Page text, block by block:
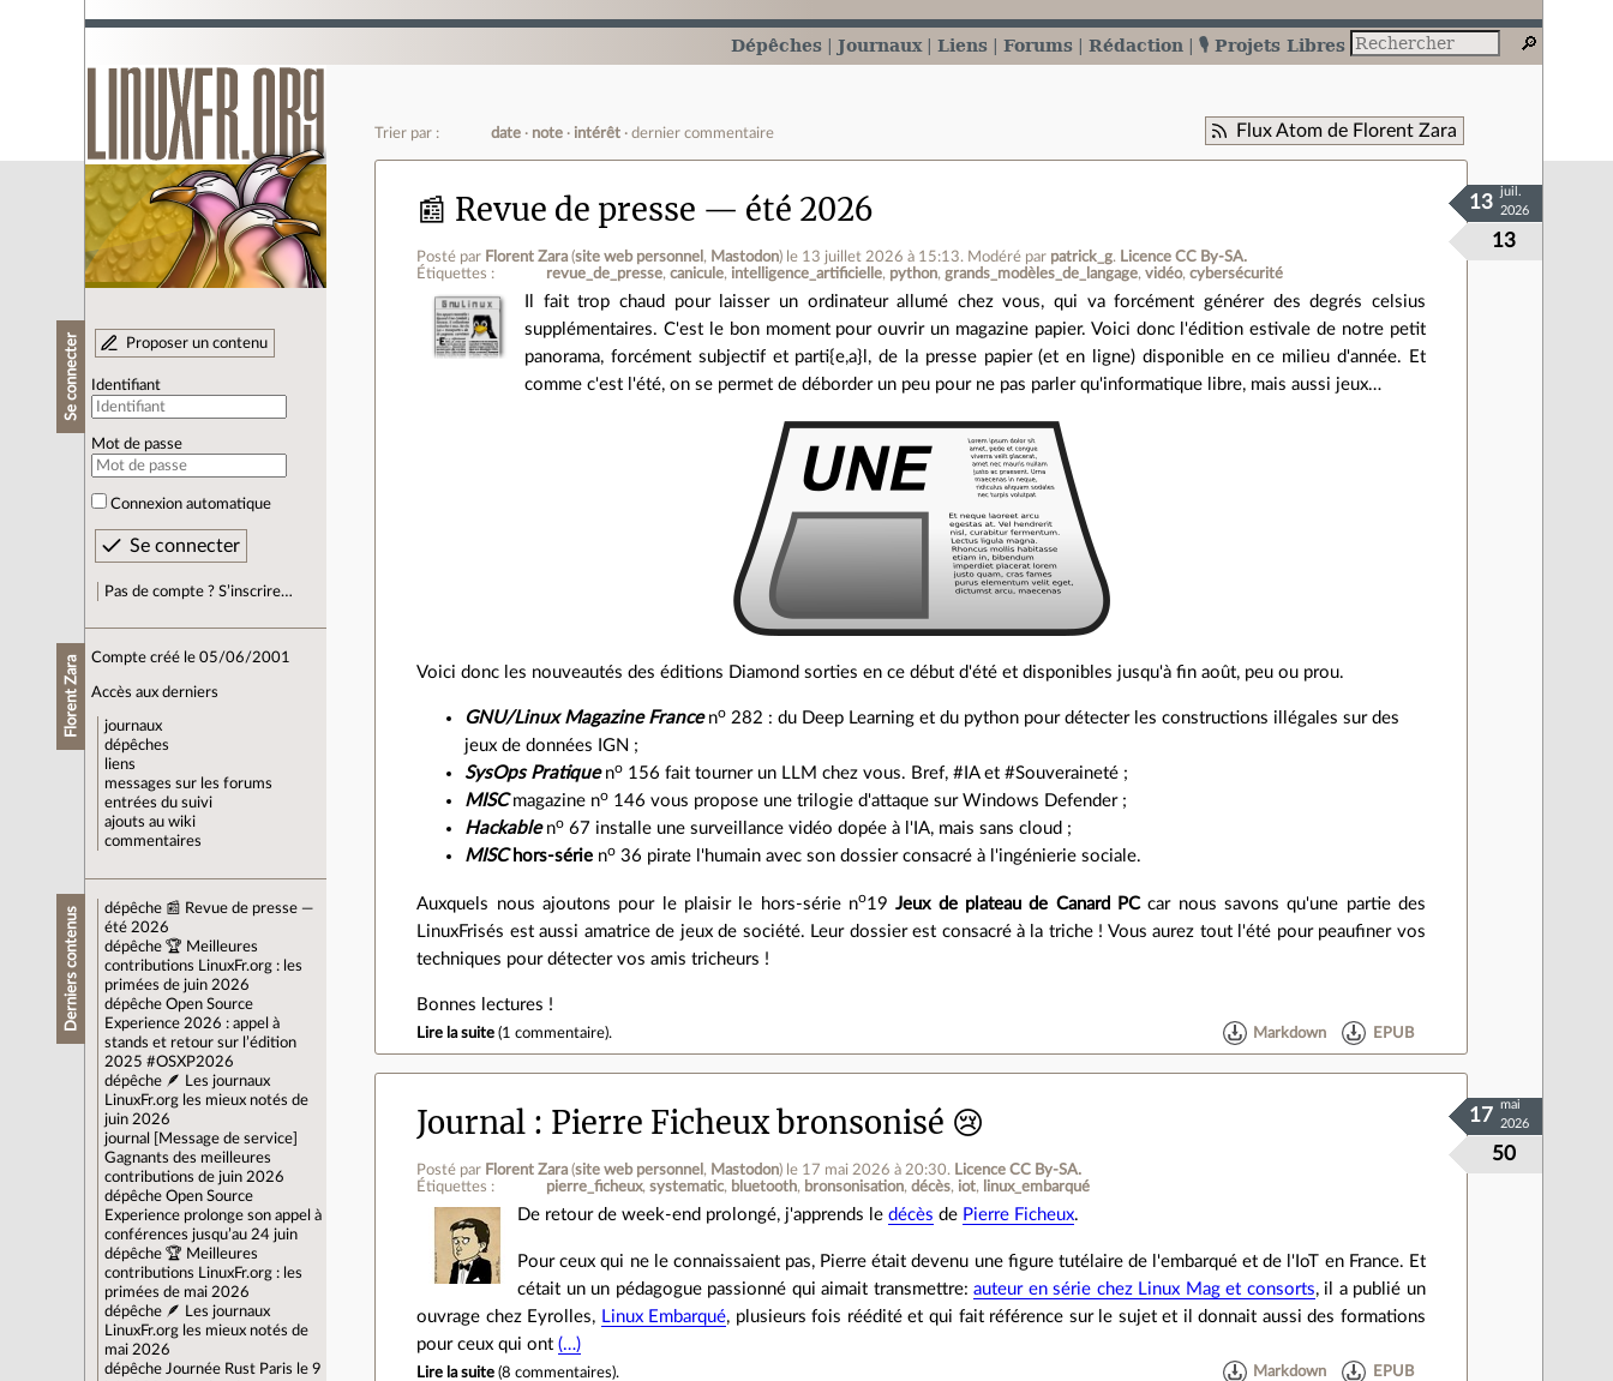
Dépêches Journaux Liens Forums Rédaction 🎙️ Projets Libres
Se connecter Proposer un contenu
Identifiant
Mot de passe
Connexion automatique
Pas de compte ? S’inscrire…
Florent Zara Compte créé le 05/06/2001
Accès aux derniers
journaux
dépêches
liens
messages sur les forums
entrées du suivi
ajouts au wiki
commentaires
Derniers contenus dépêche 📰 Revue de presse —
été 2026
dépêche 🏆 Meilleures
contributions LinuxFr.org : les
primées de juin 2026
dépêche Open Source
Experience 2026 : appel à
stands et retour sur l’édition
2025 #OSXP2026
dépêche 🪶 Les journaux
LinuxFr.org les mieux notés de
juin 2026
journal
[Message de service]
Gagnants des meilleures
contributions de juin 2026
dépêche Open Source
Experience prolonge son appel à
conférences jusqu’au 24 juin
dépêche 🏆 Meilleures
contributions LinuxFr.org : les
primées de mai 2026
dépêche 🪶 Les journaux
LinuxFr.org les mieux notés de
mai 2026
dépêche Journée Rust Paris le 9
Flux Atom de Florent Zara
Trier par : date note intérêt dernier commentaire
📰 Revue de presse — été 2026
Posté par Florent Zara (site web personnel , Mastodon) le 13 juillet 2026 à 15:13. Modéré par patrick_g. Licence CC By‑SA.
Étiquettes :
revue_de_presse canicule intelligence_artificielle python grands_modèles_de_langage vidéo cybersécurité
13
13
juil.
2026
Il fait trop chaud pour laisser un ordinateur allumé chez vous, qui va forcément générer des degrés celsius
supplémentaires. C'est le bon moment pour ouvrir un magazine papier. Voici donc l'édition estivale de notre petit
panorama, forcément subjectif et parti{e,a}l, de la presse papier (et en ligne) disponible en ce milieu d'année. Et
comme c'est l'été, on se permet de déborder un peu pour ne pas parler qu'informatique libre, mais aussi jeux…
Voici donc les nouveautés des éditions Diamond sorties en ce début d'été et disponibles jusqu'à fin août, peu ou prou.
GNU/Linux Magazine Franceno 282 : du Deep Learning et du python pour détecter les constructions illégales sur des
jeux de données IGN ;
SysOps Pratiqueno 156 fait tourner un LLM chez vous. Bref, #IA et #Souveraineté ;
MISCmagazine no 146 vous propose une trilogie d'attaque sur Windows Defender ;
Hackableno 67 installe une surveillance vidéo dopée à l'IA, mais sans cloud ;
MISChors-série no 36 pirate l'humain avec son dossier consacré à l'ingénierie sociale.
Auxquels nous ajoutons pour le plaisir le hors-série no19Jeux de plateau de Canard PCcar nous savons qu'une partie des
LinuxFrisés est aussi amatrice de jeux de société. Leur dossier est consacré à la triche ! Vous aurez tout l'été pour peaufiner vos
techniques pour détecter vos amis tricheurs !
Bonnes lectures !
Lire la suite (1 commentaire). Markdown EPUB
Journal Pierre Ficheux bronsonisé 😢
Posté par Florent Zara (site web personnel , Mastodon) le 17 mai 2026 à 20:30. Licence CC By‑SA.
Étiquettes :
pierre_ficheux systematic bluetooth bronsonisation décès iot linux_embarqué
50
17
mai
2026
De retour de week-end prolongé, j'apprends ledécès de Pierre Ficheux.
Pour ceux qui ne le connaissaient pas, Pierre était devenu une figure tutélaire de l'embarqué et de l'IoT en France. Et
cétait un un pédagogue passionné qui aimait transmettre:auteur en série chez Linux Mag et consorts, il a publié un
ouvrage chez Eyrolles, Linux Embarqué, plusieurs fois réédité et qui fait référence sur le sujet et il donnait aussi des formations
pour ceux qui ont(…)
Lire la suite (8 commentaires). Markdown EPUB